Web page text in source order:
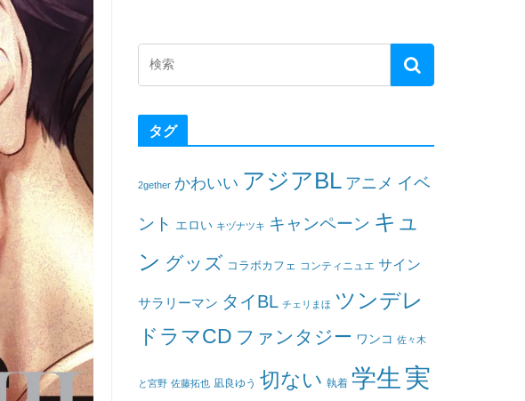
タグ
2gether かわいい アジアBL アニメ イベ
ント エロい キヅナツキ キャンペーン キュ
ン グッズ コラボカフェ コンティニュエ サイン
サラリーマン タイBL チェリまほ ツンデレ
ドラマCD ファンタジー ワンコ 佐々木
と宮野 佐藤拓也 凪良ゆう 切ない 執着 学生 実